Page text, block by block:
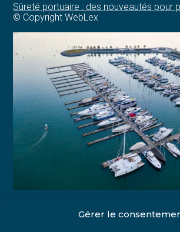
Gérer le
Sûreté portuaire : des nouveautés pour
© Copyright WebLex